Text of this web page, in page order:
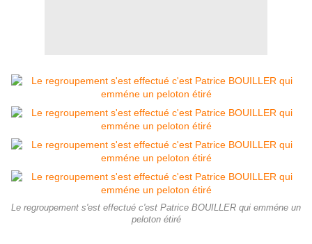
Le regroupement s'est effectué c'est Patrice BOUILLER qui emméne un
peloton étiré